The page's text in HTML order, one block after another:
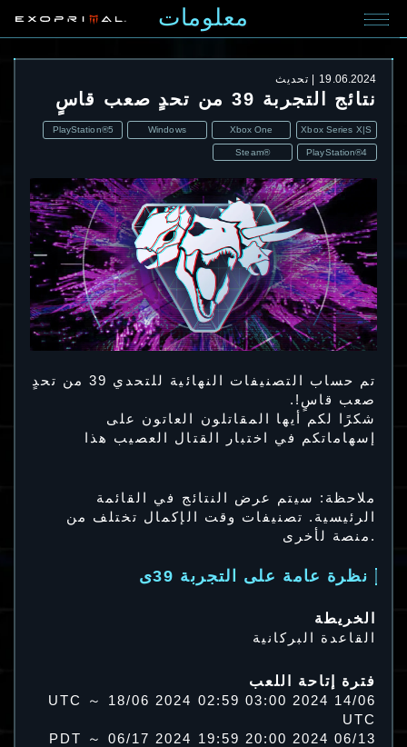
معلومات
19.06.2024 تحديث
نتائج التجربة 39 من تحدٍ صعب قاسٍ
Xbox Series X|S
Xbox One
Windows
PlayStation®5
PlayStation®4
Steam®
تم حساب التصنيفات النهائية للتحدي 39 من تحدٍ
صعب قاسٍ!.
شكرًا لكم أيها المقاتلون العاتون على
إسهاماتكم في اختبار القتال العصيب هذا
ملاحظة: سيتم عرض النتائج في القائمة
الرئيسية. تصنيفات وقت الإكمال تختلف من
منصة لأخرى.
نظرة عامة على التجربة 39ى
الخريطة
القاعدة البركانية
فترة إتاحة اللعب
14/06 2024 03:00 UTC ～ 18/06 2024 02:59
UTC
06/13 2024 20:00 PDT ～ 06/17 2024 19:59